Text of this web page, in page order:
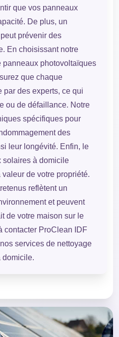
que vos panneaux
De plus, un
prévenir des
En choisissant notre
panneaux photovoltaïques
que chaque
par des experts, ce qui
ou de défaillance. Notre
spécifiques pour
des
leur longévité. Enfin, le
solaires à domicile
de votre propriété.
reflètent un
et peuvent
de votre maison sur le
contacter ProClean IDF
services de nettoyage
domicile.